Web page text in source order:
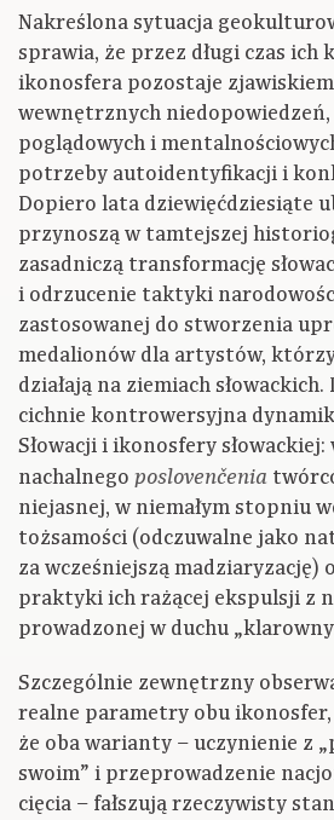
Nakreślona sytuacja
sprawia, że przez długi czas ich
ikonosfera pozostaje
wewnętrznych
poglądowych i
potrzeby autoidentyfikacji i
Dopiero lata dziewięćdziesiąte
przynoszą w tamtejszej
zasadniczą transformację
i odrzucenie taktyki
zastosowanej do stworzenia
medalionów dla artystów,
działają na ziemiach
cichnie kontrowersyjna
Słowacji i ikonosfery
nachalnego poslovenčenia
niejasnej, w niemałym stopniu
tożsamości (odczuwalne jako
za wcześniejszą madziaryzację)
praktyki ich rażącej ekspulsji z
prowadzonej w duchu
Szczególnie zewnętrzny
realne parametry obu
że oba warianty – uczynienie z
swoim” i przeprowadzenie
cięcia – fałszują rzeczywisty